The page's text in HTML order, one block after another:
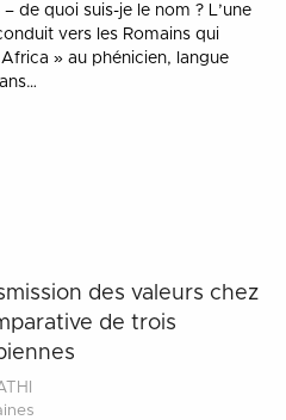
de quoi suis-je le nom ? L’une
vers les Romains qui
» au phénicien, langue
des valeurs chez
de trois